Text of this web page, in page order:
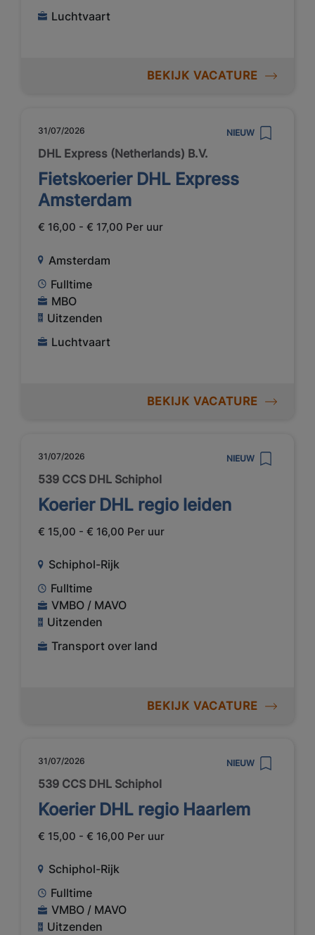
Luchtvaart
BEKIJK VACATURE
31/07/2026 NIEUW
DHL Express (Netherlands) B.V.
Fietskoerier DHL Express
Amsterdam
€ 16,00 - € 17,00 Per uur
Amsterdam
Fulltime
MBO
Uitzenden
Luchtvaart
BEKIJK VACATURE
31/07/2026 NIEUW
539 CCS DHL Schiphol
Koerier DHL regio leiden
€ 15,00 - € 16,00 Per uur
Schiphol-Rijk
Fulltime
VMBO / MAVO
Uitzenden
Transport over land
BEKIJK VACATURE
31/07/2026 NIEUW
539 CCS DHL Schiphol
Koerier DHL regio Haarlem
€ 15,00 - € 16,00 Per uur
Schiphol-Rijk
Fulltime
VMBO / MAVO
Uitzenden